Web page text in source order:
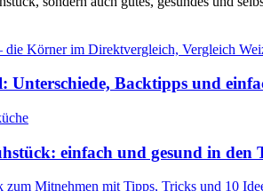
Unterschiede, Backtipps und
einfach und gesund in den